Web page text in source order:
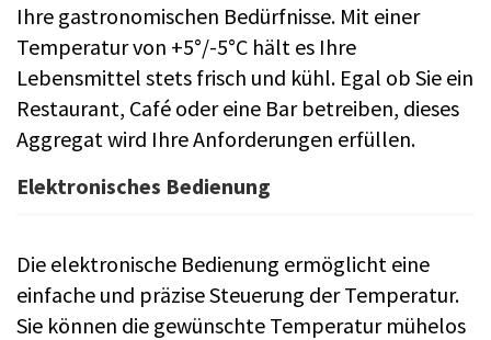
Ihre gastronomischen Bedürfnisse. Mit einer
Temperatur von +5°/-5°C hält es Ihre
Lebensmittel stets frisch und kühl. Egal ob Sie ein
Restaurant, Café oder eine Bar betreiben, dieses
Aggregat wird Ihre Anforderungen erfüllen.
Elektronisches Bedienung
Die elektronische Bedienung ermöglicht eine
einfache und präzise Steuerung der Temperatur.
Sie können die gewünschte Temperatur mühelos